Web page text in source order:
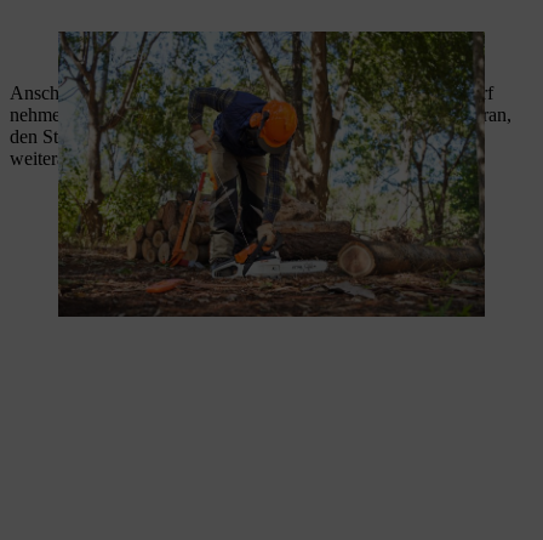
Die Benzin-Motorsäge STIHL MS 162 ist startbereit.
Anschließend muss der Stamm umgedreht werden – bei Bedarf
nehmen Sie einfach einenFällheber zur Hilfe. Denken Sie daran,
den Stamm erneut gegen Wegrollen abzusichern, bevor Sie
weiterarbeiten.